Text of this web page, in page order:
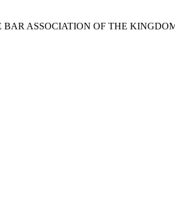
BAR ASSOCIATION OF THE